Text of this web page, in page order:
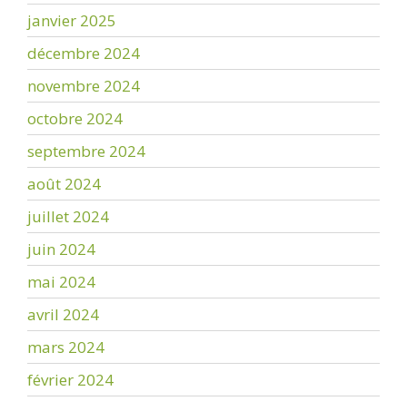
janvier 2025
décembre 2024
novembre 2024
octobre 2024
septembre 2024
août 2024
juillet 2024
juin 2024
mai 2024
avril 2024
mars 2024
février 2024